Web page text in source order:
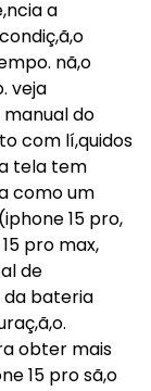
a
nã,o
veja
do
com lí,quidos
tela tem
como um
15 pro,
pro max,
de
da bateria
obter mais
15 pro sã,o